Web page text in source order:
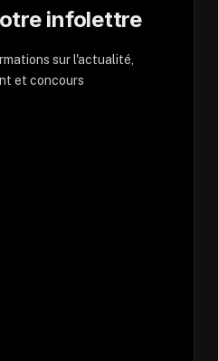
infolettre
sur l'actualité,
et concours